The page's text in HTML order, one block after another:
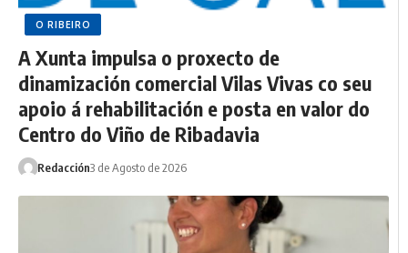
O RIBEIRO
A Xunta impulsa o proxecto de
dinamización comercial Vilas Vivas co seu
apoio á rehabilitación e posta en valor do
Centro do Viño de Ribadavia
Redacción3 de Agosto de 2026